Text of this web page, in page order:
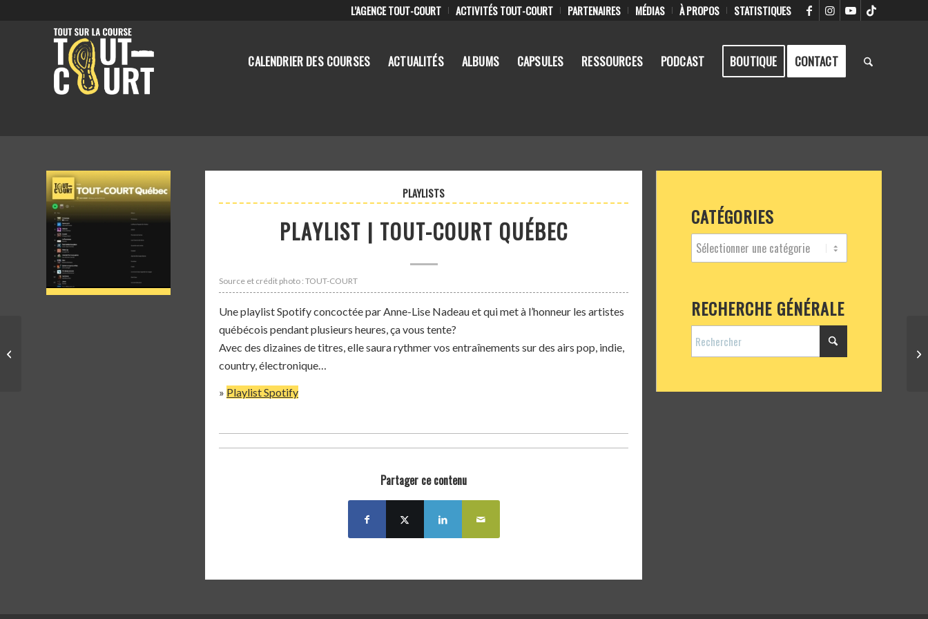
L’AGENCE TOUT-COURT ACTIVITÉS TOUT-COURT PARTENAIRES MÉDIAS À PROPOS STATISTIQUES
CALENDRIER DES COURSES ACTUALITÉS ALBUMS CAPSULES RESSOURCES PODCAST BOUTIQUE CONTACT
PLAYLISTS
PLAYLIST | TOUT-COURT QUÉBEC
Source et crédit photo : TOUT-COURT
Une playlist Spotify concoctée par Anne-Lise Nadeau et qui met à l’honneur les artistes
québécois pendant plusieurs heures, ça vous tente?
Avec des dizaines de titres, elle saura rythmer vos entraînements sur des airs pop, indie,
country, électronique…
» Playlist Spotify
Partager ce contenu
CATÉGORIES
RECHERCHE GÉNÉRALE